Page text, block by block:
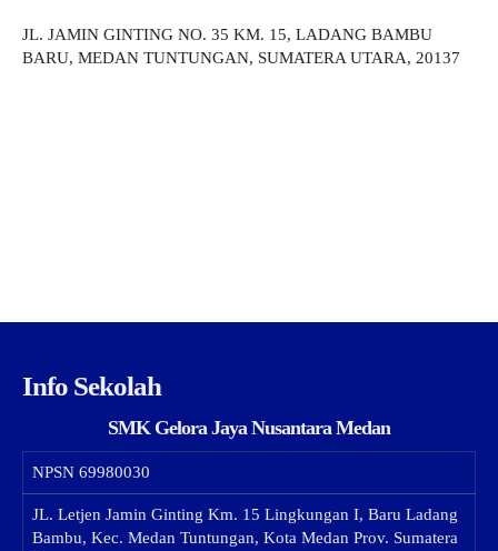
JL. JAMIN GINTING NO. 35 KM. 15, LADANG BAMBU
BARU, MEDAN TUNTUNGAN, SUMATERA UTARA, 20137
Info Sekolah
SMK Gelora Jaya Nusantara Medan
NPSN 69980030
JL. Letjen Jamin Ginting Km. 15 Lingkungan I, Baru Ladang
Bambu, Kec. Medan Tuntungan, Kota Medan Prov. Sumatera